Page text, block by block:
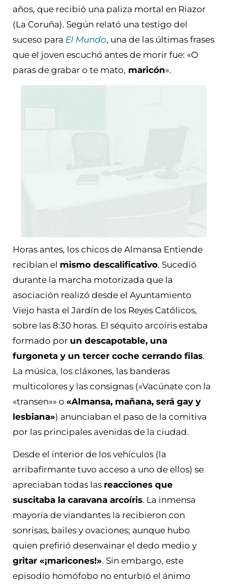
años, que recibió una paliza mortal en Riazor
(La Coruña). Según relató una testigo del
suceso para El Mundo, una de las últimas frases
que el joven escuchó antes de morir fue: «O
paras de grabar o te mato, maricón».
Horas antes, los chicos de Almansa Entiende
recibían el mismo descalificativo. Sucedió
durante la marcha motorizada que la
asociación realizó desde el Ayuntamiento
Viejo hasta el Jardín de los Reyes Católicos,
sobre las 8:30 horas. El séquito arcoíris estaba
formado por un descapotable, una
furgoneta y un tercer coche cerrando filas.
La música, los cláxones, las banderas
multicolores y las consignas («Vacúnate con la
«transen»» o «Almansa, mañana, será gay y
lesbiana») anunciaban el paso de la comitiva
por las principales avenidas de la ciudad.
Desde el interior de los vehículos (la
arribafirmante tuvo acceso a uno de ellos) se
apreciaban todas las reacciones que
suscitaba la caravana arcoíris. La inmensa
mayoría de viandantes la recibieron con
sonrisas, bailes y ovaciones; aunque hubo
quien prefirió desenvainar el dedo medio y
gritar «¡maricones!». Sin embargo, este
episodio homófobo no enturbió el ánimo